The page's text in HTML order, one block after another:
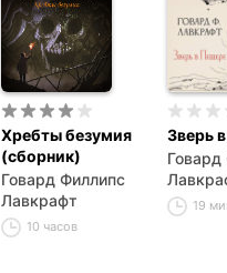
Хребты безумия
(сборник)
Говард Филлипс
Лавкрафт
10 часов
Зверь
Говард
19